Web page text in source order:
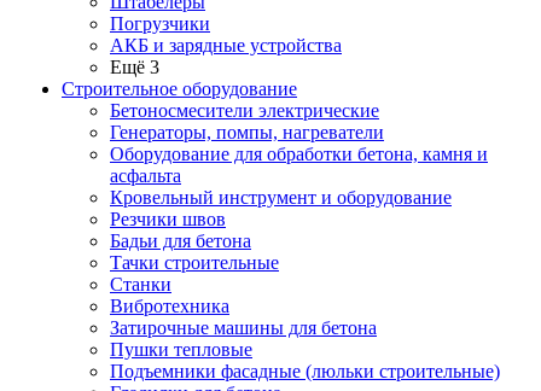
Погрузчики
АКБ и зарядные устройства
Ещё 3
Строительное оборудование
Бетоносмесители электрические
Генераторы, помпы, нагреватели
Оборудование для обработки бетона, камня и
асфальта
Кровельный инструмент и оборудование
Резчики швов
Бадьи для бетона
Тачки строительные
Станки
Вибротехника
Затирочные машины для бетона
Пушки тепловые
Подъемники фасадные (люльки строительные)